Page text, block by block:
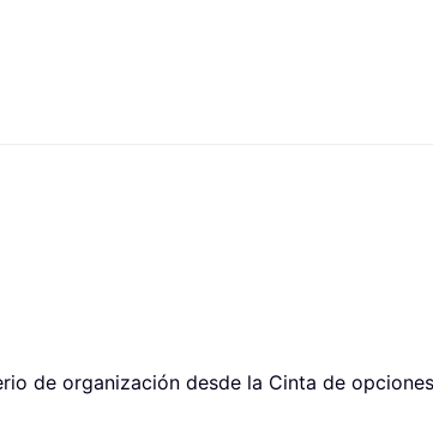
de organización desde la Cinta de